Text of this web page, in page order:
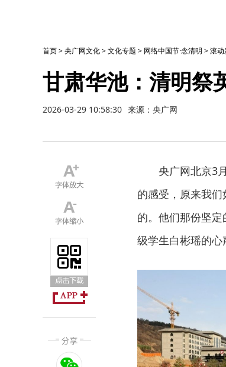
首页>央广网文化>文化专题 > 网络中国节·念清明 >滚动
甘肃华池：清明祭
2026-03-29 10:58:30 来源：央广网
央广网北京3
的感受，原来我
的。他们那份坚
级学生白彬瑶的心